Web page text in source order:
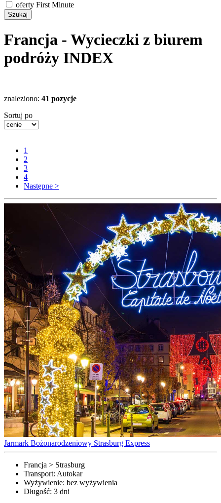
oferty First Minute
Francja - Wycieczki z biurem
podróży INDEX
znaleziono: 41 pozycje
Sortuj po
1
2
3
4
Następne >
Jarmark Bożonarodzeniowy Strasburg Express
Francja > Strasburg
Transport: Autokar
Wyżywienie: bez wyżywienia
Długość: 3 dni